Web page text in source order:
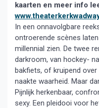
kaarten en meer info
In een onnavolgbare
ontroerende scènes
millennial zien. De twee
darkroom, van hockey-
bakfiets, of kruipend
naakte waarheid. Maar
Pijnlijk herkenbaar,
sexy. Een pleidooi voor